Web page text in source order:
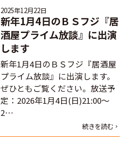
2025年12月22日
新年1月4日のＢＳフジ『居
酒屋プライム放談』に出演
します
新年1月4日のＢＳフジ『居酒屋
プライム放談』に出演します。
ぜひともご覧ください。放送予
定：2026年1月4日(日)21:00～
2…
続きを読む